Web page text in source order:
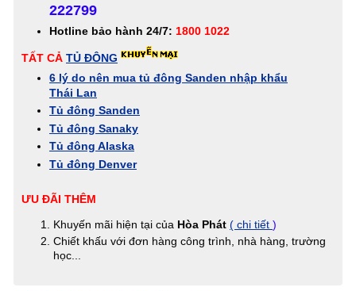
222799
Hotline bảo hành 24/7: 1800 1022
TẤT CẢ TỦ ĐÔNG
6 lý do nên mua tủ đông Sanden nhập khẩu
Thái Lan
Tủ đông Sanden
Tủ đông Sanaky
Tủ đông Alaska
Tủ đông Denver
ƯU ĐÃI THÊM
Khuyến mãi hiện tại của Hòa Phát ( chi tiết )
Chiết khấu với đơn hàng công trình, nhà hàng, trường
học...